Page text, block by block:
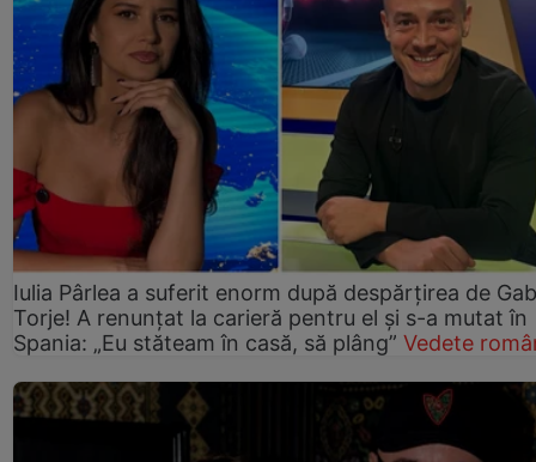
Iulia Pârlea a suferit enorm după despărțirea de
Torje! A renunțat la carieră pentru el și s-a mutat în
Spania: „Eu stăteam în casă, să plâng” Vedete